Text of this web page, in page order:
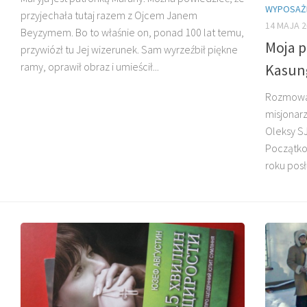
przyjechała tutaj razem z Ojcem Janem
Beyzymem. Bo to właśnie on, ponad 100 lat temu,
przywiózł tu Jej wizerunek. Sam wyrzeźbił piękne
ramy, oprawił obraz i umieścił...
14 MAJA
Moja
Oleksy
roku
DZIECI MADAGASKARU
BŁ. JAN BEYZYM